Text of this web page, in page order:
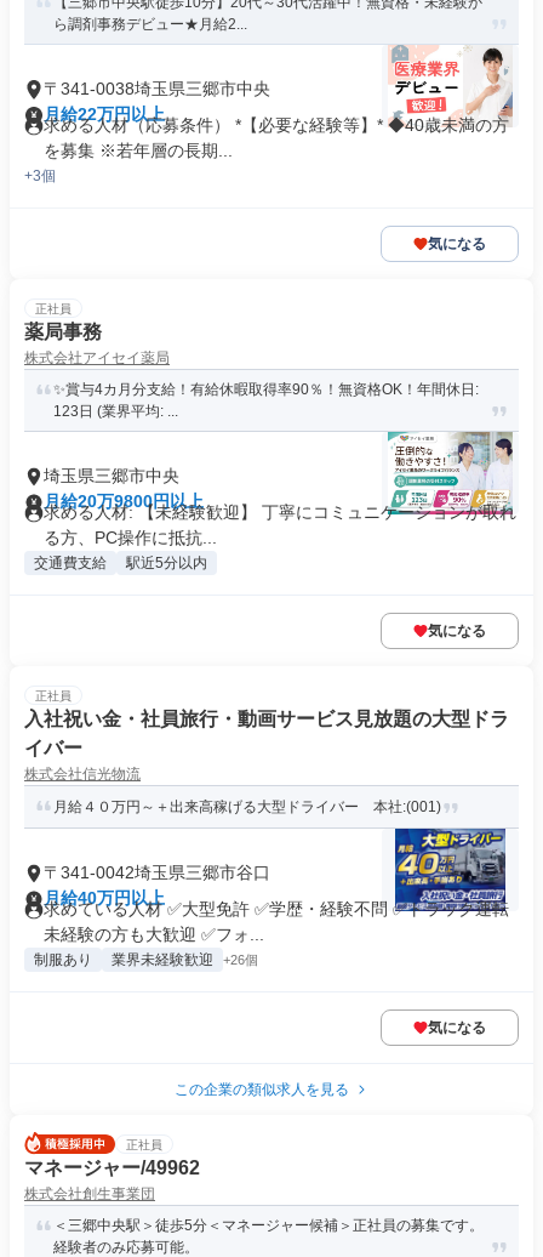
ら調剤事務デビュー★月給2...
〒341-0038埼玉県三郷市中央
月給22万円以上
求める人材（応募条件） *【必要な経験等】* ◆40歳未満の方
を募集 ※若年層の長期...
+3個
気になる
正社員
薬局事務
株式会社アイセイ薬局
✨賞与4カ月分支給！有給休暇取得率90％！無資格OK！年間休日:
123日 (業界平均: ...
埼玉県三郷市中央
月給20万9800円以上
求める人材: 【未経験歓迎】 丁寧にコミュニケーションが取れ
る方、PC操作に抵抗...
交通費支給 駅近5分以内
気になる
正社員
入社祝い金・社員旅行・動画サービス見放題の大型ドラ
イバー
株式会社信光物流
月給４０万円～＋出来高稼げる大型ドライバー 本社:(001)
〒341-0042埼玉県三郷市谷口
月給40万円以上
求めている人材 ✅大型免許 ✅学歴・経験不問 ✅トラック運転
未経験の方も大歓迎 ✅フォ...
制服あり 業界未経験歓迎 +26個
気になる
この企業の類似求人を見る
正社員
マネージャー/49962
株式会社創生事業団
＜三郷中央駅＞徒歩5分＜マネージャー候補＞正社員の募集です。
経験者のみ応募可能。